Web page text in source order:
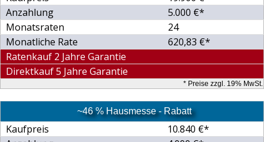
Anzahlung
5.000 €*
Monatsraten
24
Monatliche Rate
620,83 €*
Ratenkauf 2 Jahre Garantie
Direktkauf 5 Jahre Garantie
* Preise zzgl. 19% MwSt.
~46 % Hausmesse - Rabatt
Kaufpreis
10.840 €*